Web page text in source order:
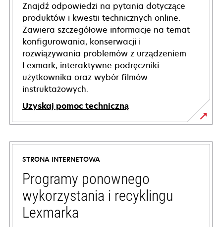
Znajdź odpowiedzi na pytania dotyczące
produktów i kwestii technicznych online.
Zawiera szczegółowe informacje na temat
konfigurowania, konserwacji i
rozwiązywania problemów z urządzeniem
Lexmark, interaktywne podręczniki
użytkownika oraz wybór filmów
instruktażowych.
Uzyskaj pomoc techniczną
opens
in
new
tab
STRONA INTERNETOWA
Programy ponownego
wykorzystania i recyklingu
Lexmarka